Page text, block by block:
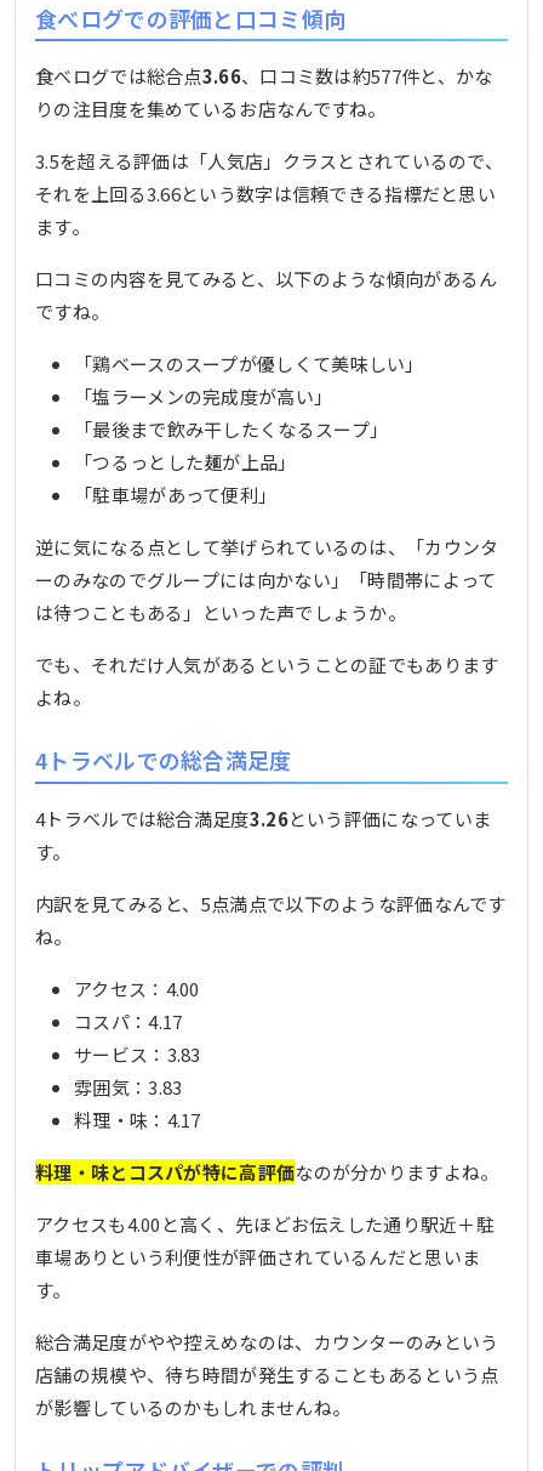
食べログでの評価と口コミ傾向
食べログでは総合点3.66、口コミ数は約577件と、かな
りの注目度を集めているお店なんですね。
3.5を超える評価は「人気店」クラスとされているので、
それを上回る3.66という数字は信頼できる指標だと思い
ます。
口コミの内容を見てみると、以下のような傾向があるん
ですね。
「鶏ベースのスープが優しくて美味しい」
「塩ラーメンの完成度が高い」
「最後まで飲み干したくなるスープ」
「つるっとした麺が上品」
「駐車場があって便利」
逆に気になる点として挙げられているのは、「カウンタ
ーのみなのでグループには向かない」「時間帯によって
は待つこともある」といった声でしょうか。
でも、それだけ人気があるということの証でもあります
よね。
4トラベルでの総合満足度
4トラベルでは総合満足度3.26という評価になっていま
す。
内訳を見てみると、5点満点で以下のような評価なんです
ね。
アクセス：4.00
コスパ：4.17
サービス：3.83
雰囲気：3.83
料理・味：4.17
料理・味とコスパが特に高評価なのが分かりますよね。
アクセスも4.00と高く、先ほどお伝えした通り駅近＋駐
車場ありという利便性が評価されているんだと思いま
す。
総合満足度がやや控えめなのは、カウンターのみという
店舗の規模や、待ち時間が発生することもあるという点
が影響しているのかもしれませんね。